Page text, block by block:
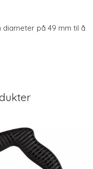
på 49 mm til å